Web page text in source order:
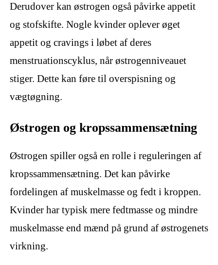
Derudover kan østrogen også påvirke appetit
og stofskifte. Nogle kvinder oplever øget
appetit og cravings i løbet af deres
menstruationscyklus, når østrogenniveauet
stiger. Dette kan føre til overspisning og
vægtøgning.
Østrogen og kropssammensætning
Østrogen spiller også en rolle i reguleringen af ​​
kropssammensætning. Det kan påvirke
fordelingen af ​​muskelmasse og fedt i kroppen.
Kvinder har typisk mere fedtmasse og mindre
muskelmasse end mænd på grund af østrogenets
virkning.